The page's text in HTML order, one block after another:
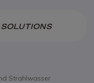
Strahlwasser